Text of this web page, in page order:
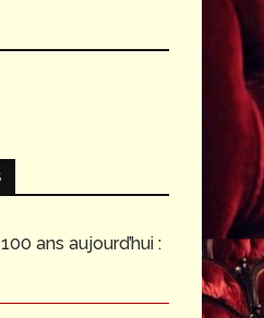
ans aujourd’hui :